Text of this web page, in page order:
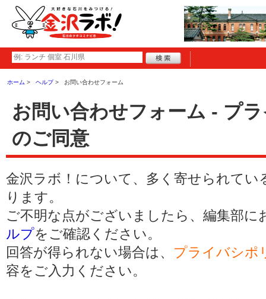
ホーム ヘルプ お問い合わせフォーム
お問い合わせフォーム - プ
のご同意
金沢ラボ！について、多く寄せられてい
ります。
ご不明な点がございましたら、編集部
ルプをご確認ください。
回答が得られない場合は、 プライバシポ
容をご入力ください。